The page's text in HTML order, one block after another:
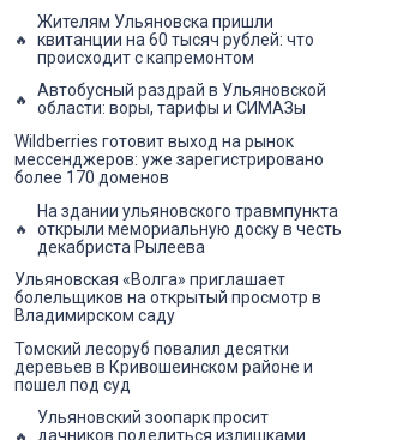
Жителям Ульяновска пришли
квитанции на 60 тысяч рублей: что
происходит с капремонтом
Автобусный раздрай в Ульяновской
области: воры, тарифы и СИМАЗы
Wildberries готовит выход на рынок
мессенджеров: уже зарегистрировано
более 170 доменов
На здании ульяновского травмпункта
открыли мемориальную доску в честь
декабриста Рылеева
Ульяновская «Волга» приглашает
болельщиков на открытый просмотр в
Владимирском саду
Томский лесоруб повалил десятки
деревьев в Кривошеинском районе и
пошел под суд
Ульяновский зоопарк просит
дачников поделиться излишками